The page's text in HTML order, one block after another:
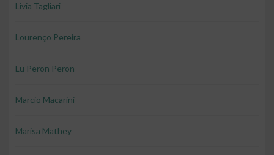
Livia Tagliari
Lourenço Pereira
Lu Peron Peron
Marcio Macarini
Marisa Mathey